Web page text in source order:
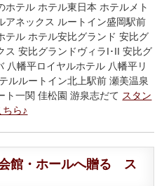
ホテル ホテル東日本 ホテルメト
アネックス ルートイン盛岡駅前
ル ホテル安比グランド 安比グ
ス 安比グランドヴィラI･II 安比グ
八幡平ロイヤルホテル 八幡平リ
ルルートイン北上駅前 瀬美温泉
ト一関 佳松園 游泉志だて スタン
ら♪
館・ホールへ贈る ス